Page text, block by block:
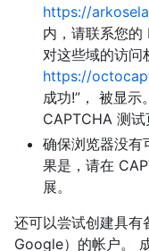
https://
内，请联系您的
对这些域的访问
https://
成功!”， 被显示
CAPTCHA 测试
确保浏览器没
果是，请在
展。
还可以尝试创建具有
Google）的帐户。